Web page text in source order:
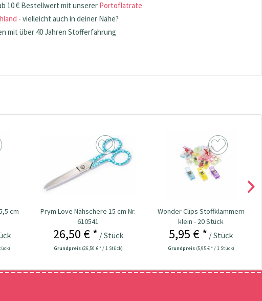
10 € Bestellwert mit unserer Portoflatrate
- vielleicht auch in deiner Nähe?
mit über 40 Jahren Stofferfahrung
cm
Prym Love Nähschere 15 cm Nr.
610541
26,50 € * / Stück
Grundpreis (26,50 € * / 1 Stück)
Wonder Clips Stoffklammern
klein - 20 Stück
5,95 € * / Stück
Grundpreis (5,95 € * / 1 Stück)